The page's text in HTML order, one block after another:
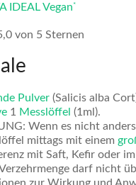
IDEAL Vegan*
von 5 Sternen
Pulver (Salicis alba
1 Messlöffel (1ml).
Wenn es nicht
mittags mit einem
mit Saft, Kefir oder
darf nicht
zur Wirkung und